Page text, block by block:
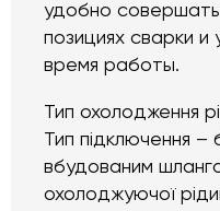
удобно совершать
позициях сварки и
время работы.
Тип охолодження
Тип підключення
вбудованим
охолоджуючої